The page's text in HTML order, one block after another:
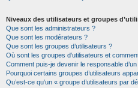
Niveaux des utilisateurs et groupes
Que sont les administrateurs ?
Que sont les modérateurs ?
Que sont les groupes d’utilisateurs ?
Où sont les groupes d’utilisateurs et
Comment puis-je devenir le responsable
Pourquoi certains groupes d’utilisateurs
Qu’est-ce qu’un « groupe d’utilisateurs par